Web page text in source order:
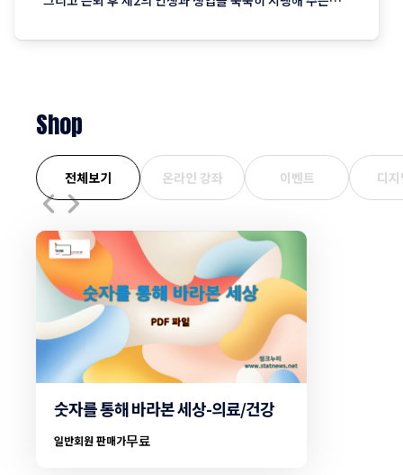
최근 3개월간의 중고차 직거래 데이터에는 이처럼 나이와 함
Shop
전체보기 온라인 강좌 이벤트 디
숫자를 통해 바라본 세상-의료/건강
일반회원 판매가무료